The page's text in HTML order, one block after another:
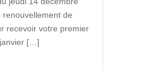
de
recevoir votre premier
[…]